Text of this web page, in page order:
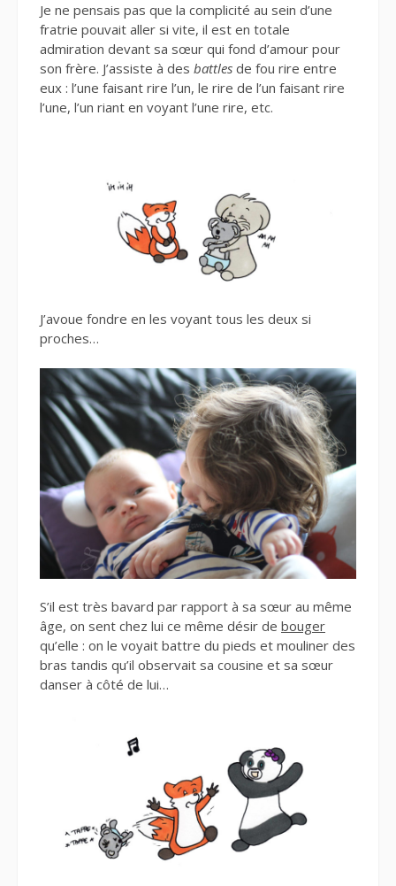
Je ne pensais pas que la complicité au sein d’une
fratrie pouvait aller si vite, il est en totale
admiration devant sa sœur qui fond d’amour pour
son frère. J’assiste à des battles de fou rire entre
eux : l’une faisant rire l’un, le rire de l’un faisant rire
l’une, l’un riant en voyant l’une rire, etc.
J’avoue fondre en les voyant tous les deux si
proches…
S’il est très bavard par rapport à sa sœur au même
âge, on sent chez lui ce même désir de bouger
qu’elle : on le voyait battre du pieds et mouliner des
bras tandis qu’il observait sa cousine et sa sœur
danser à côté de lui…